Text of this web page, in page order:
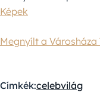
Képek
Megnyílt a
Címkék:celebvilág